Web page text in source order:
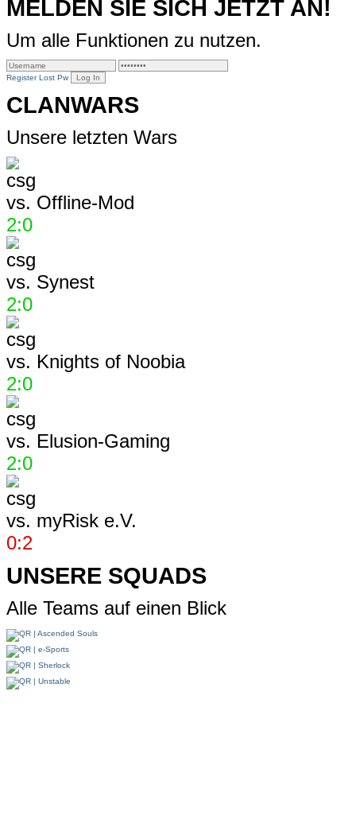
MELDEN SIE SICH JETZT AN!
Um alle Funktionen zu nutzen.
Register Lost Pw
CLANWARS
Unsere letzten Wars
vs. Offline-Mod
2:0
vs. Synest
2:0
vs. Knights of Noobia
2:0
vs. Elusion-Gaming
2:0
vs. myRisk e.V.
0:2
UNSERE SQUADS
Alle Teams auf einen Blick